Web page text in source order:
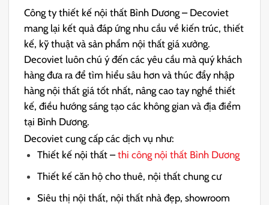
Công ty thiết kế nội thất Bình Dương – Decoviet
mang lại kết quả đáp ứng nhu cầu về kiến ​​trúc, thiết
kế, kỹ thuật và sản phẩm nội thất giá xưởng.
Decoviet luôn chú ý đến các yêu cầu mà quý khách
hàng đưa ra để tìm hiểu sâu hơn và thúc đẩy nhập
hàng nội thất giá tốt nhất, nâng cao tay nghề thiết
kế, điều hướng sáng tạo các không gian và địa điểm
tại Bình Dương.
Decoviet cung cấp các dịch vụ như:
Thiết kế nội thất –thi công nội thất Bình Dương
Thiết kế căn hộ cho thuê, nội thất chung cư
Siêu thị nội thất, nội thất nhà đẹp, showroom